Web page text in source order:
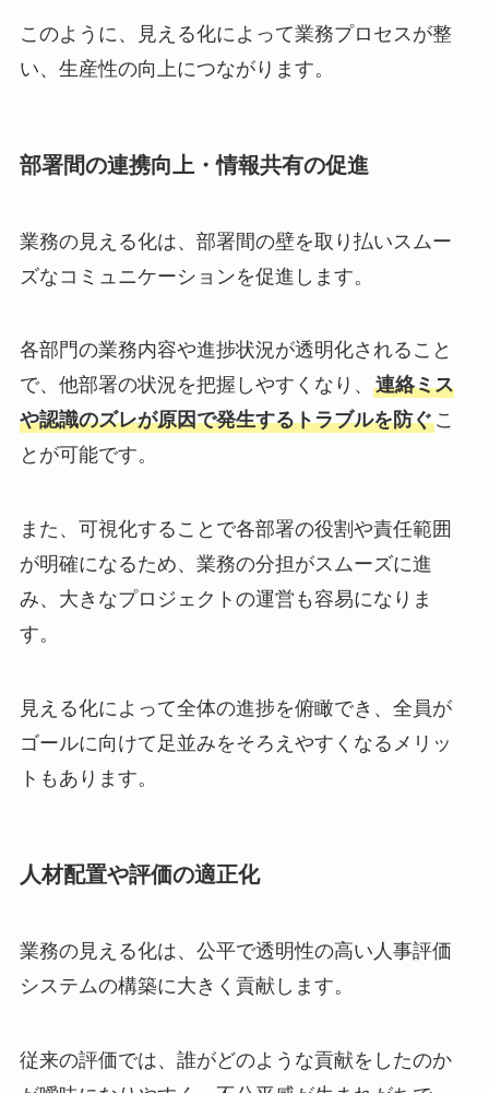
このように、見える化によって業務プロセスが整
い、生産性の向上につながります。
部署間の連携向上・情報共有の促進
業務の見える化は、部署間の壁を取り払いスムー
ズなコミュニケーションを促進します。
各部門の業務内容や進捗状況が透明化されること
で、他部署の状況を把握しやすくなり、 連絡ミス
や認識のズレが原因で発生するトラブルを防ぐこ
とが可能です。
また、可視化することで各部署の役割や責任範囲
が明確になるため、業務の分担がスムーズに進
み、大きなプロジェクトの運営も容易になりま
す。
見える化によって全体の進捗を俯瞰でき、全員が
ゴールに向けて足並みをそろえやすくなるメリッ
トもあります。
人材配置や評価の適正化
業務の見える化は、公平で透明性の高い人事評価
システムの構築に大きく貢献します。
従来の評価では、誰がどのような貢献をしたのか